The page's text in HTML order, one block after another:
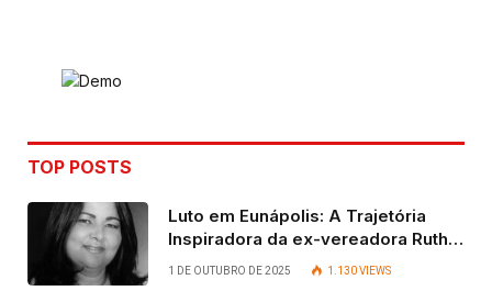
TOP POSTS
Luto em Eunápolis: A Trajetória
Inspiradora da ex-vereadora Ruth
Contadora
1 DE OUTUBRO DE 2025 1.130VIEWS